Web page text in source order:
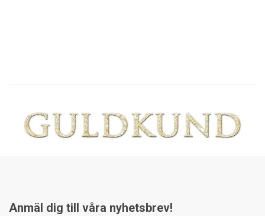
Anmäl dig till våra nyhetsbrev!